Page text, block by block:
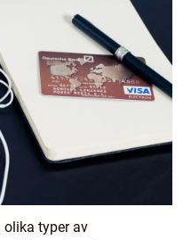
olika typer av